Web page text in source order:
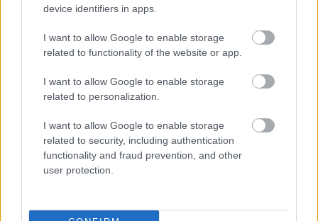
device identifiers in apps.
I want to allow Google to enable storage
related to functionality of the website or app.
I want to allow Google to enable storage
related to personalization.
I want to allow Google to enable storage
related to security, including authentication
functionality and fraud prevention, and other
user protection.
normalt 20 till 24 timmar och kör två eller tre
hårda pass. Och jag har en hel vilodag minst
varannan vecka. Det är väldigt mycket mer än
tidigare, säger Chappaz.
Omställningen har redan gett stora resultat.
– Nu har jag en bättre balans i livet, och allt